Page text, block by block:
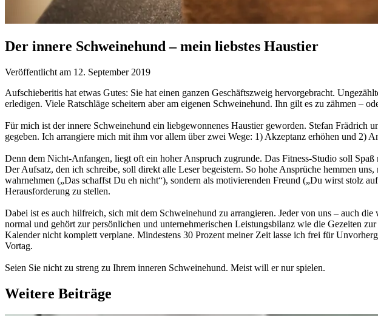
Der innere Schweinehund – mein liebstes Haustier
Veröffentlicht am 12. September 2019
Aufschieberitis hat etwas Gutes: Sie hat einen ganzen Geschäftszweig hervorgebracht.
erledigen. Viele Ratschläge scheitern aber am eigenen Schweinehund. Ihn gilt es zu zähmen –
Für mich ist der innere Schweinehund ein liebgewonnenes Haustier geworden. Stefan Frädrich
gegeben. Ich arrangiere mich mit ihm vor allem über zwei Wege: 1) Akzeptanz erhöhen und 2)
Denn dem Nicht-Anfangen, liegt oft ein hoher Anspruch zugrunde. Das Fitness-Studio soll
Der Aufsatz, den ich schreibe, soll direkt alle Leser begeistern. So hohe Ansprüche hemmen
wahrnehmen („Das schaffst Du eh nicht“), sondern als motivierenden Freund („Du wirst stolz
Herausforderung zu stellen.
Dabei ist es auch hilfreich, sich mit dem Schweinehund zu arrangieren. Jeder von uns – auch
normal und gehört zur persönlichen und unternehmerischen Leistungsbilanz wie die Gezeiten
Kalender nicht komplett verplane. Mindestens 30 Prozent meiner Zeit lasse ich frei für
Vortag.
Seien Sie nicht zu streng zu Ihrem inneren Schweinehund. Meist will er nur spielen.
Weitere Beiträge